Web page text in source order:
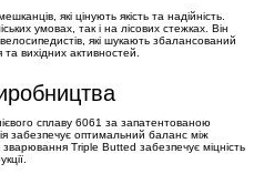
які цінують якість та надійність.
умовах, так і на лісових стежках. Він
які шукають збалансований
вихідних активностей.
сплаву 6061 за запатентованою
забезпечує оптимальний баланс між
Triple Butted забезпечує міцність